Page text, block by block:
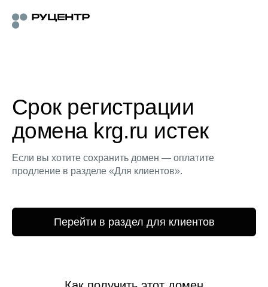
Срок регистрации
домена krg.ru истек
Если вы хотите сохранить домен — оплатите
продление в разделе «Для клиентов».
Перейти в раздел для клиентов